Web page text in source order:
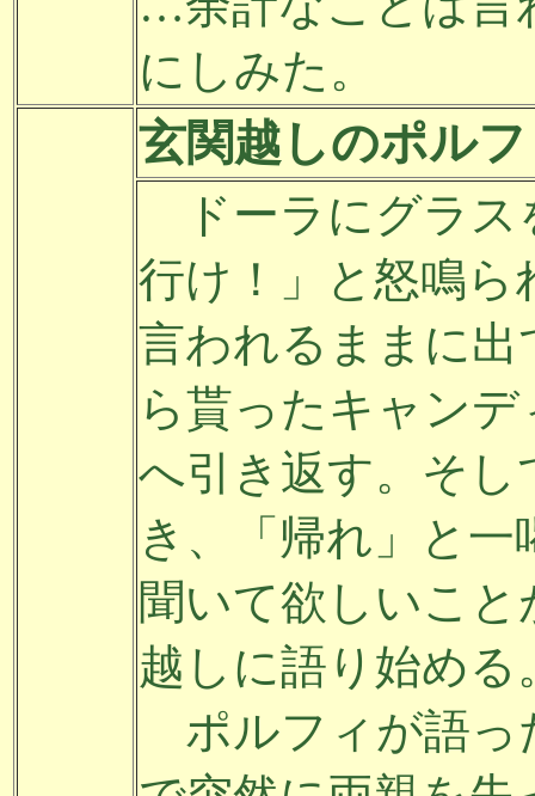
にしみた。
玄関越しのポル
ドーラにグラス
行け！」と怒鳴
言われるままに
ら貰ったキャン
へ引き返す。そ
き、「帰れ」と
聞いて欲しいこ
越しに語り始める
ポルフィが語っ